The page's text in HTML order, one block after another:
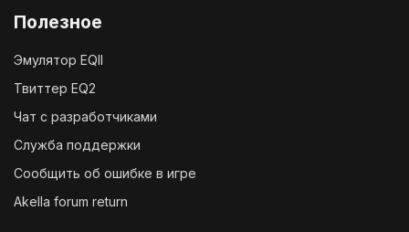
Полезное
Эмулятор EQII
Твиттер EQ2
Чат с разработчиками
Служба поддержки
Сообщить об ошибке в игре
Akella forum return